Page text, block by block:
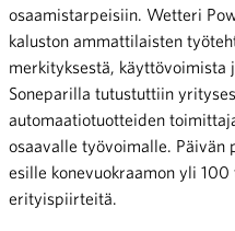
osaamistarpeisiin. Wetteri
kaluston ammattilaisten
merkityksestä, käyttövoimista
Soneparilla tutustuttiin
automaatiotuotteiden
osaavalle työvoimalle.
esille konevuokraamon yli
erityispiirteitä.